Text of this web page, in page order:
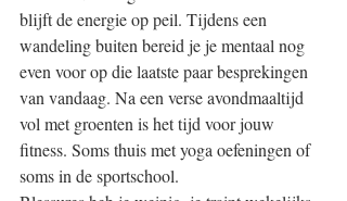
blijft de energie op peil. Tijdens een
wandeling buiten bereid je je mentaal nog
even voor op die laatste paar besprekingen
van vandaag. Na een verse avondmaaltijd
vol met groenten is het tijd voor jouw
fitness. Soms thuis met yoga oefeningen of
soms in de sportschool.